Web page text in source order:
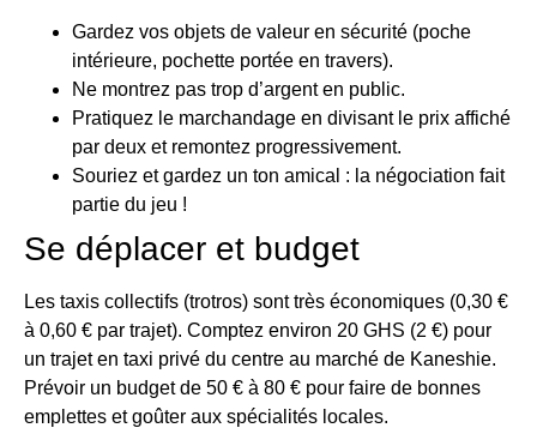
Gardez vos objets de valeur en sécurité (poche
intérieure, pochette portée en travers).
Ne montrez pas trop d’argent en public.
Pratiquez le marchandage en divisant le prix affiché
par deux et remontez progressivement.
Souriez et gardez un ton amical : la négociation fait
partie du jeu !
Se déplacer et budget
Les taxis collectifs (trotros) sont très économiques (0,30 €
à 0,60 € par trajet). Comptez environ 20 GHS (2 €) pour
un trajet en taxi privé du centre au marché de Kaneshie.
Prévoir un budget de 50 € à 80 € pour faire de bonnes
emplettes et goûter aux spécialités locales.